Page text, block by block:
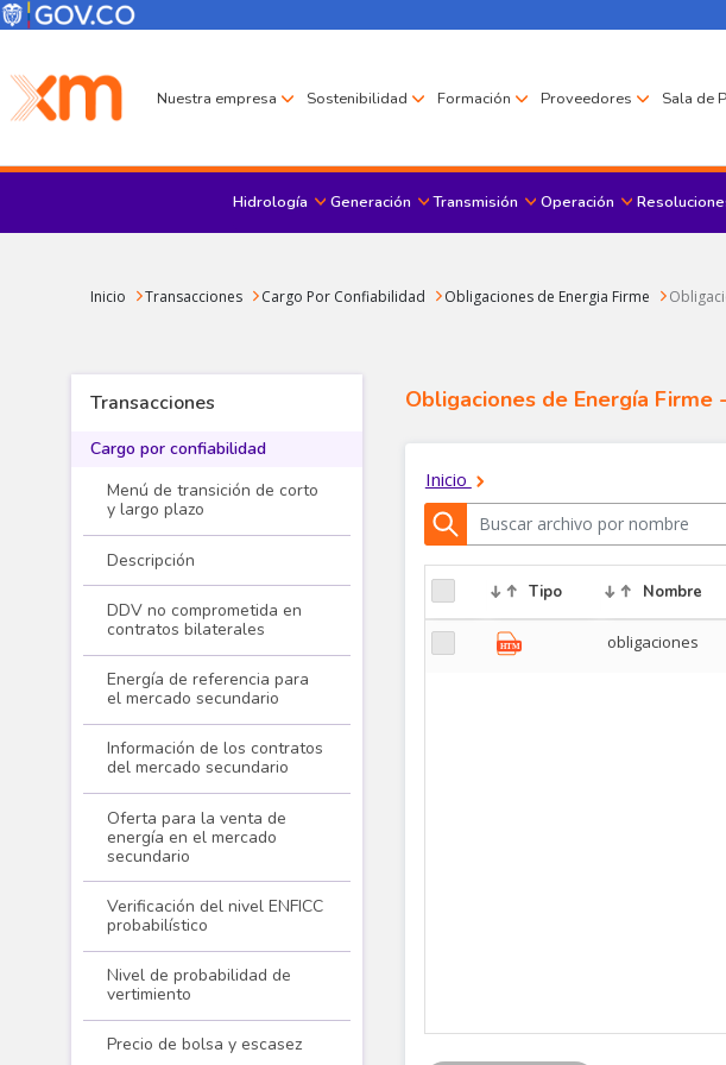
Pasar al contenido principal
Menú Corporativo
Menú de encabezado
Nuestra empresa Sostenibilidad Formación Proveedores Sala de
Hidrología Generación Transmisión Operación
Sobrescribir enlaces de ayuda a la navegación
Inicio Transacciones Cargo Por Confiabilidad Obligaciones de Energia Firme
Transacciones
Cargo por confiabilidad
Menú de transición de corto
y largo plazo
Descripción
DDV no comprometida en
contratos bilaterales
Energía de referencia para
el mercado secundario
Información de los contratos
del mercado secundario
Oferta para la venta de
energía en el mercado
secundario
Verificación del nivel ENFICC
probabilístico
Nivel de probabilidad de
vertimiento
Precio de bolsa y escasez
Obligaciones de Energía